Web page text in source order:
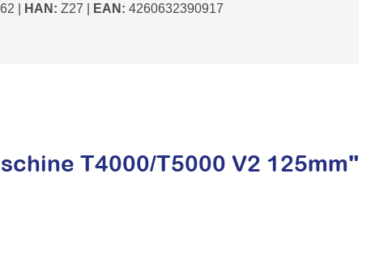
HAN: Z27 EAN: 4260632390917
T4000/T5000 V2 125mm"